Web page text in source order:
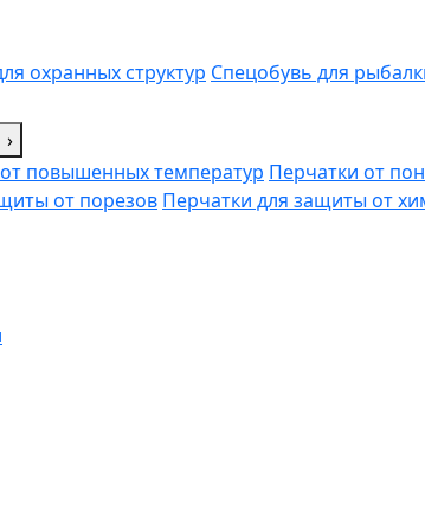
охранных структур Спецобувь для
›
повышенных температур Перчатки от
от порезов Перчатки для защиты от